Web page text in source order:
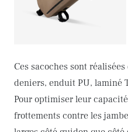
Ces sacoches sont
deniers, enduit PU, laminé
Pour optimiser leur
frottements contre les